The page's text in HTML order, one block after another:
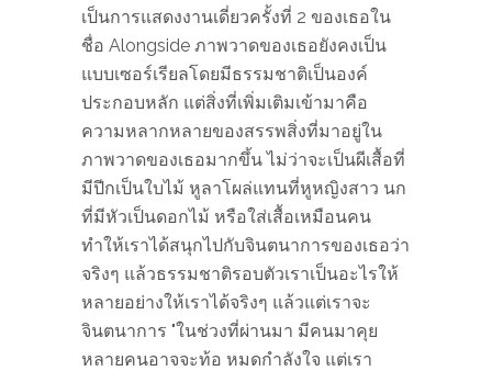
เป็นการแสดงงานเดี่ยวครั้งที่ 2 ของเธอใน
ชื่อ Alongside ภาพวาดของเธอยังคงเป็น
แบบเซอร์เรียลโดยมีธรรมชาติเป็นองค์
ประกอบหลัก แต่สิ่งที่เพิ่มเติมเข้ามาคือ
ความหลากหลายของสรรพสิ่งที่มาอยู่ใน
ภาพวาดของเธอมากขึ้น ไม่ว่าจะเป็นผีเสื้อที่
มีปีกเป็นใบไม้ หูลาโผล่แทนที่หูหญิงสาว นก
ที่มีหัวเป็นดอกไม้ หรือใส่เสื้อเหมือนคน
ทำให้เราได้สนุกไปกับจินตนาการของเธอว่า
จริงๆ แล้วธรรมชาติรอบตัวเราเป็นอะไรให้
หลายอย่างให้เราได้จริงๆ แล้วแต่เราจะ
จินตนาการ "ในช่วงที่ผ่านมา มีคนมาคุย
หลายคนอาจจะท้อ หมดกำลังใจ แต่เรา